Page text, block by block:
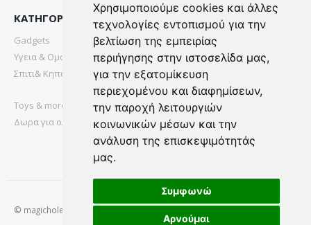
Χρησιμοποιούμε cookies και άλλες
τεχνολογίες εντοπισμού για την
βελτίωση της εμπειρίας
περιήγησης στην ιστοσελίδα μας,
για την εξατομίκευση
περιεχομένου και διαφημίσεων,
την παροχή λειτουργιών
κοινωνικών μέσων και την
ανάλυση της επισκεψιμότητάς
μας.
Συμφωνώ
Αρνούμαι
ΚΑΤΗΓΟΡΙΕΣ
Gadgets
Υγεια & Ομορφια
Σπιτι& Κηπος
Toys & more
Δωρα για ολους
© magichole.gr 2022. All Rights Reserved.